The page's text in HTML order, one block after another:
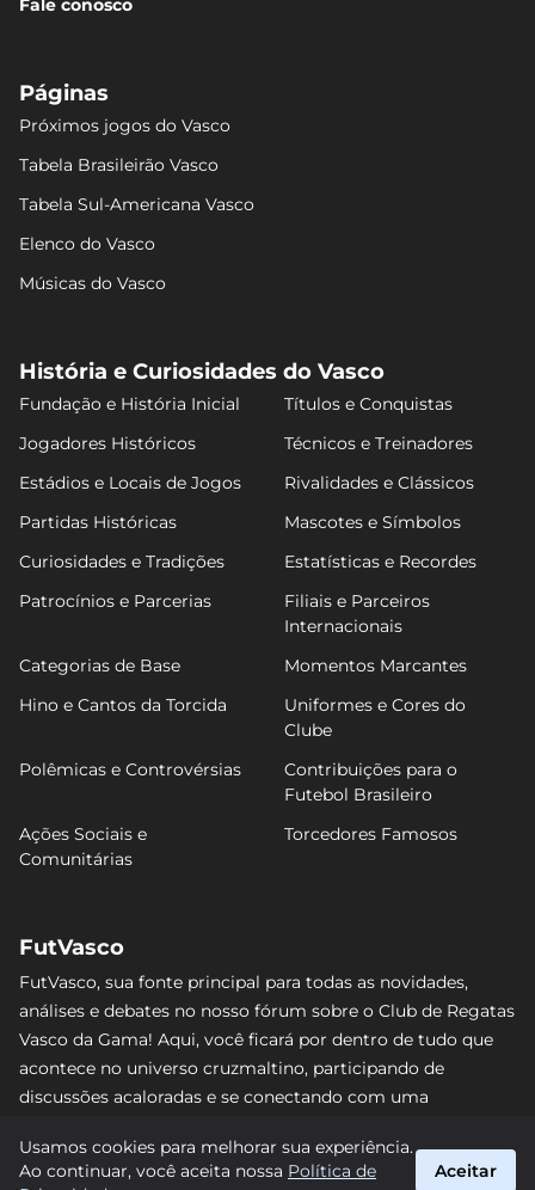
Fale conosco
Páginas
Próximos jogos do Vasco
Tabela Brasileirão Vasco
Tabela Sul-Americana Vasco
Elenco do Vasco
Músicas do Vasco
História e Curiosidades do Vasco
Fundação e História Inicial
Títulos e Conquistas
Jogadores Históricos
Técnicos e Treinadores
Estádios e Locais de Jogos
Rivalidades e Clássicos
Partidas Históricas
Mascotes e Símbolos
Curiosidades e Tradições
Estatísticas e Recordes
Patrocínios e Parcerias
Filiais e Parceiros
Internacionais
Categorias de Base
Momentos Marcantes
Hino e Cantos da Torcida
Uniformes e Cores do
Clube
Polêmicas e Controvérsias
Contribuições para o
Futebol Brasileiro
Ações Sociais e
Comunitárias
Torcedores Famosos
FutVasco
FutVasco, sua fonte principal para todas as novidades,
análises e debates no nosso fórum sobre o Club de Regatas
Vasco da Gama! Aqui, você ficará por dentro de tudo que
acontece no universo cruzmaltino, participando de
discussões acaloradas e se conectando com uma
nenhum lance e acompanhe de perto o caminho do Vasco
rumo às vitórias! #Vasco #FutVasco
Usamos cookies para melhorar sua experiência.
Ao continuar, você aceita nossa Política de
Aceitar